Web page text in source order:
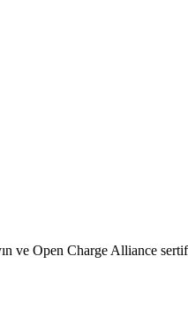
ve Open Charge Alliance